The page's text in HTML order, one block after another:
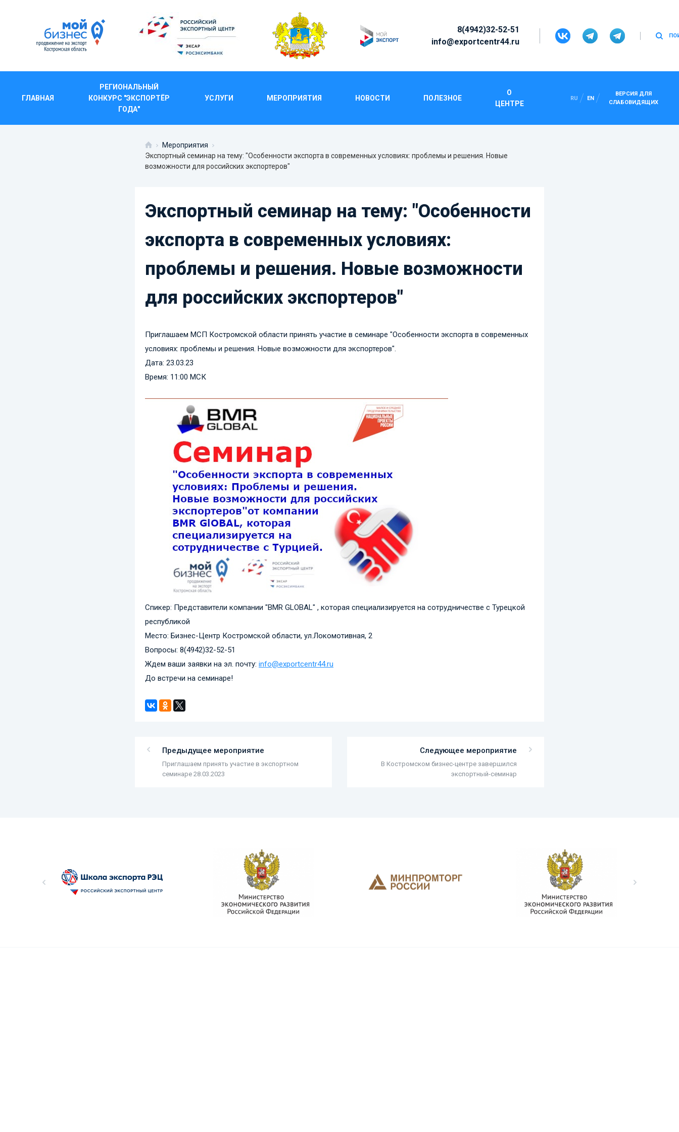
8(4942)32-52-51
info@exportcentr44.ru
ГЛАВНАЯ
РЕГИОНАЛЬНЫЙ
КОНКУРС "ЭКСПОРТЁР
ГОДА"
УСЛУГИ МЕРОПРИЯТИЯ НОВОСТИ ПОЛЕЗНОЕ
О
ЦЕНТРЕ
RU EN
ВЕРСИЯ ДЛЯ
СЛАБОВИДЯЩИХ
ЭКСПОРТНЫЙ СЕМИНАР НА ТЕМУ: "ОСОБЕННОСТИ ЭКСПОРТА В
СОВРЕМЕННЫХ УСЛОВИЯХ: ПРОБЛЕМЫ И РЕШЕНИЯ. НОВЫЕ
ВОЗМОЖНОСТИ ДЛЯ РОССИЙСКИХ ЭКСПОРТЕРОВ"
Мероприятия
Экспортный семинар на тему: "Особенности экспорта в современных условиях: проблемы и решения. Новые
возможности для российских экспортеров"
Экспортный семинар на тему: "Особенности
экспорта в современных условиях:
проблемы и решения. Новые возможности
для российских экспортеров"
Приглашаем МСП Костромской области принять участие в семинаре "Особенности экспорта в современных
условиях: проблемы и решения. Новые возможности для экспортеров".
Дата: 23.03.23
Время: 11:00 МСК
Спикер: Представители компании "BMR GLOBAL" , которая специализируется на сотрудничестве с Турецкой
республикой
Место: Бизнес-Центр Костромской области, ул.Локомотивная, 2
Вопросы: 8(4942)32-52-51
Ждем ваши заявки на эл. почту: info@exportcentr44.ru
До встречи на семинаре!
Предыдущее мероприятие
Приглашаем принять участие в экспортном
семинаре 28.03.2023
Следующее мероприятие
В Костромском бизнес-центре завершился
экспортный-семинар